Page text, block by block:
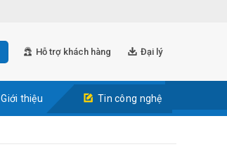
Hỗ trợ khách hàng Đại lý
Giới thiệu Tin công nghệ